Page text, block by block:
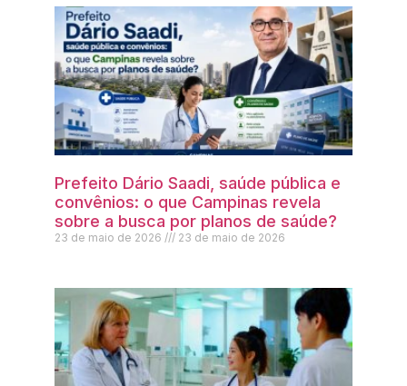
Prefeito Dário Saadi, saúde pública e
convênios: o que Campinas revela
sobre a busca por planos de saúde?
23 de maio de 2026 23 de maio de 2026